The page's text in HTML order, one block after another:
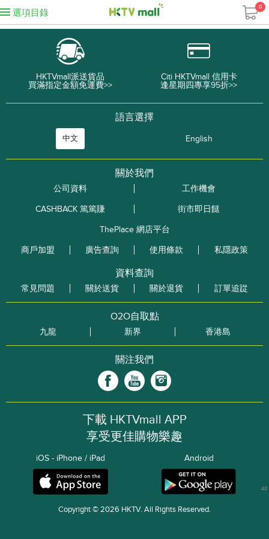
選項目錄
0
HKTVmall派送貨品
買滿指定金額免運費>>
Citi HKTVmall 信用卡
逢星期四專享95折>>
語言選擇
中文 English
關於我們
公司資料
工作機會
CASHBACK 篤篤賺
街市即日餸
ThePlace 網店平台
商戶加盟
廣告查詢 使用條款 私隱政策
資料查詢
常見問題 關於送貨 關於退貨 訂單追踨
O2O自取點
九龍 新界 香港島
關注我們
下載 HKTVmall APP
享受更佳購物樂趣
iOS - iPhone / iPad Android
Copyright © 2026 HKTV. All Rights Reserved.
40